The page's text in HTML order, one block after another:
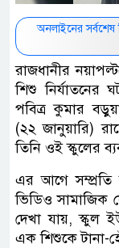
অনলাইনের
রাজধানীর
শিশু নির্যাতনের
পবিত্র কুমার
(২২ জানুয়ারি)
তিনি ওই স্কুলের
এর আগে সম্প্রতি
ভিডিও সামাজিক
দেখা যায়, স্কুল
এক শিশুকে টানা-